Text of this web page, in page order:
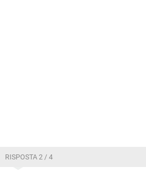
RISPOSTA 2 / 4